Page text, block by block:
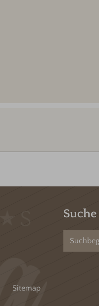
Sitemap